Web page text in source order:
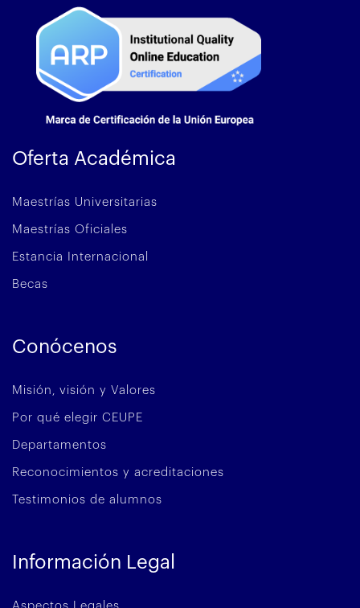
Oferta Académica
Maestrías Universitarias
Maestrías Oficiales
Estancia Internacional
Becas
Conócenos
Misión, visión y Valores
Por qué elegir CEUPE
Departamentos
Reconocimientos y acreditaciones
Testimonios de alumnos
Información Legal